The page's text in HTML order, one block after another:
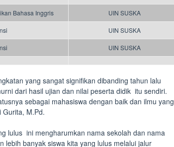
Bahasa Inggris UIN SUSKA
UIN SUSKA
UIN SUSKA
yang sangat signifikan dibanding tahun lalu
dari hasil ujian dan nilai peserta didik itu sendiri.
sebagai mahasiswa dengan baik dan ilmu yang
Gurita, M.Pd.
lulus ini mengharumkan nama sekolah dan nama
banyak siswa kita yang lulus melalui jalur